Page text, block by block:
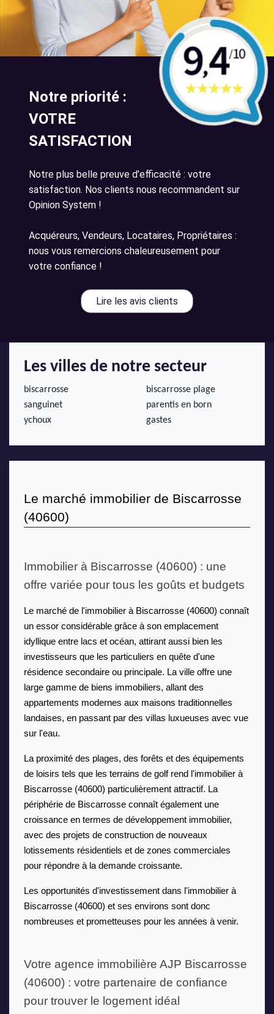
Notre priorité :
VOTRE
SATISFACTION
Notre plus belle preuve d’efficacité : votre
satisfaction. Nos clients nous recommandent sur
Opinion System !
Acquéreurs, Vendeurs, Locataires, Propriétaires :
nous vous remercions chaleureusement pour
votre confiance !
Lire les avis clients
Les villes de notre secteur
biscarrosse
biscarrosse plage
sanguinet
parentis en born
ychoux
gastes
Le marché immobilier de Biscarrosse
(40600)
Immobilier à Biscarrosse (40600) : une
offre variée pour tous les goûts et budgets
Le marché de l'immobilier à Biscarrosse (40600) connaît
un essor considérable grâce à son emplacement
idyllique entre lacs et océan, attirant aussi bien les
investisseurs que les particuliers en quête d'une
résidence secondaire ou principale. La ville offre une
large gamme de biens immobiliers, allant des
appartements modernes aux maisons traditionnelles
landaises, en passant par des villas luxueuses avec vue
sur l'eau.
La proximité des plages, des forêts et des équipements
de loisirs tels que les terrains de golf rend l'immobilier à
Biscarrosse (40600) particulièrement attractif. La
périphérie de Biscarrosse connaît également une
croissance en termes de développement immobilier,
avec des projets de construction de nouveaux
lotissements résidentiels et de zones commerciales
pour répondre à la demande croissante.
Les opportunités d'investissement dans l'immobilier à
Biscarrosse (40600) et ses environs sont donc
nombreuses et prometteuses pour les années à venir.
Votre agence immobilière AJP Biscarrosse
(40600) : votre partenaire de confiance
pour trouver le logement idéal